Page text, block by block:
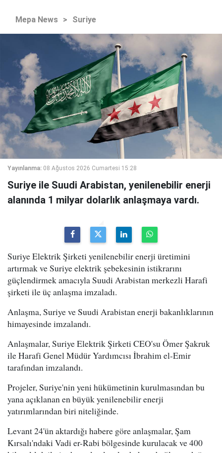
Mepa News > Suriye
Yayınlanma: 08 Ağustos 2026 Cumartesi 15:28
Suriye ile Suudi Arabistan, yenilenebilir enerji
alanında 1 milyar dolarlık anlaşmaya vardı.
Suriye Elektrik Şirketi yenilenebilir enerji üretimini
artırmak ve Suriye elektrik şebekesinin istikrarını
güçlendirmek amacıyla Suudi Arabistan merkezli Harafi
şirketi ile üç anlaşma imzaladı.
Anlaşma, Suriye ve Suudi Arabistan enerji bakanlıklarının
himayesinde imzalandı.
Anlaşmalar, Suriye Elektrik Şirketi CEO'su Ömer Şakruk
ile Harafi Genel Müdür Yardımcısı İbrahim el-Emir
tarafından imzalandı.
Projeler, Suriye'nin yeni hükümetinin kurulmasından bu
yana açıklanan en büyük yenilenebilir enerji
yatırımlarından biri niteliğinde.
Levant 24'ün aktardığı habere göre anlaşmalar, Şam
Kırsalı'ndaki Vadi er-Rabi bölgesinde kurulacak ve 400